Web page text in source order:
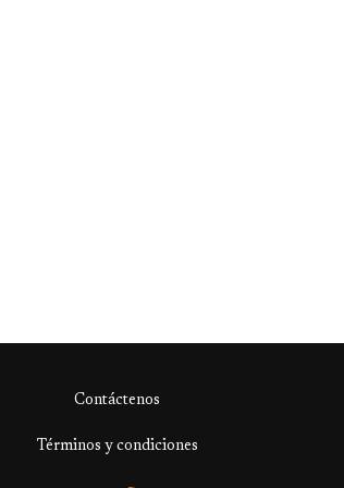
Contáctenos
Términos y condiciones